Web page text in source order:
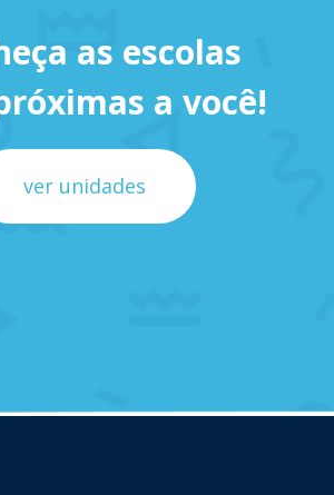
as escolas
a você!
ver unidades